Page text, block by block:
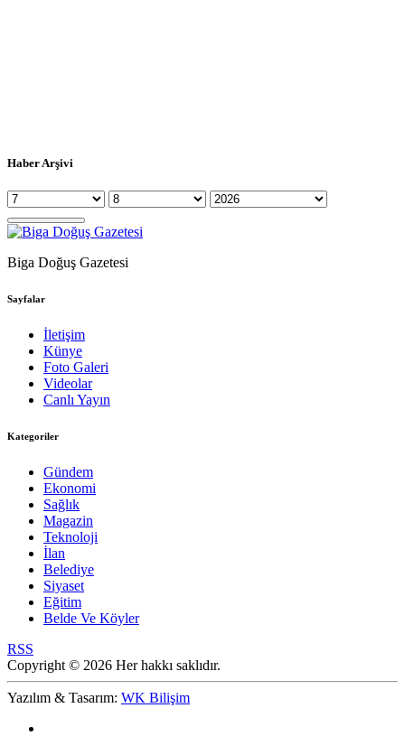
Haber Arşivi
Biga Doğuş Gazetesi
Sayfalar
İletişim
Künye
Foto Galeri
Videolar
Canlı Yayın
Kategoriler
Gündem
Ekonomi
Sağlık
Magazin
Teknoloji
İlan
Belediye
Siyaset
Eğitim
Belde Ve Köyler
RSS
Copyright © 2026 Her hakkı saklıdır.
Yazılım & Tasarım: WK Bilişim